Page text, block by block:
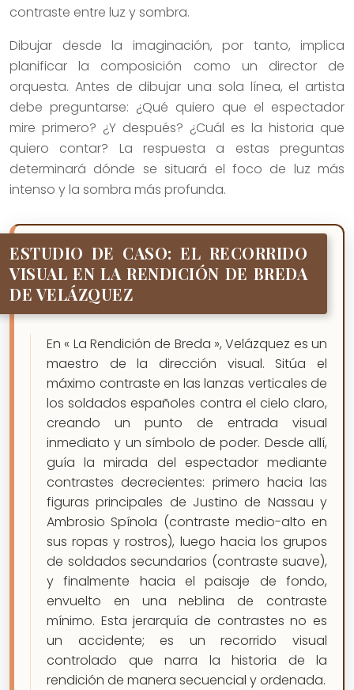
contraste entre luz y sombra.
Dibujar desde la imaginación, por tanto, implica
planificar la composición como un director de
orquesta. Antes de dibujar una sola línea, el artista
debe preguntarse: ¿Qué quiero que el espectador
mire primero? ¿Y después? ¿Cuál es la historia que
quiero contar? La respuesta a estas preguntas
determinará dónde se situará el foco de luz más
intenso y la sombra más profunda.
ESTUDIO DE CASO: EL RECORRIDO
VISUAL EN LA RENDICIÓN DE BREDA
DE VELÁZQUEZ
En « La Rendición de Breda », Velázquez es un
maestro de la dirección visual. Sitúa el
máximo contraste en las lanzas verticales de
los soldados españoles contra el cielo claro,
creando un punto de entrada visual
inmediato y un símbolo de poder. Desde allí,
guía la mirada del espectador mediante
contrastes decrecientes: primero hacia las
figuras principales de Justino de Nassau y
Ambrosio Spínola (contraste medio-alto en
sus ropas y rostros), luego hacia los grupos
de soldados secundarios (contraste suave),
y finalmente hacia el paisaje de fondo,
envuelto en una neblina de contraste
mínimo. Esta jerarquía de contrastes no es
un accidente; es un recorrido visual
controlado que narra la historia de la
rendición de manera secuencial y ordenada.